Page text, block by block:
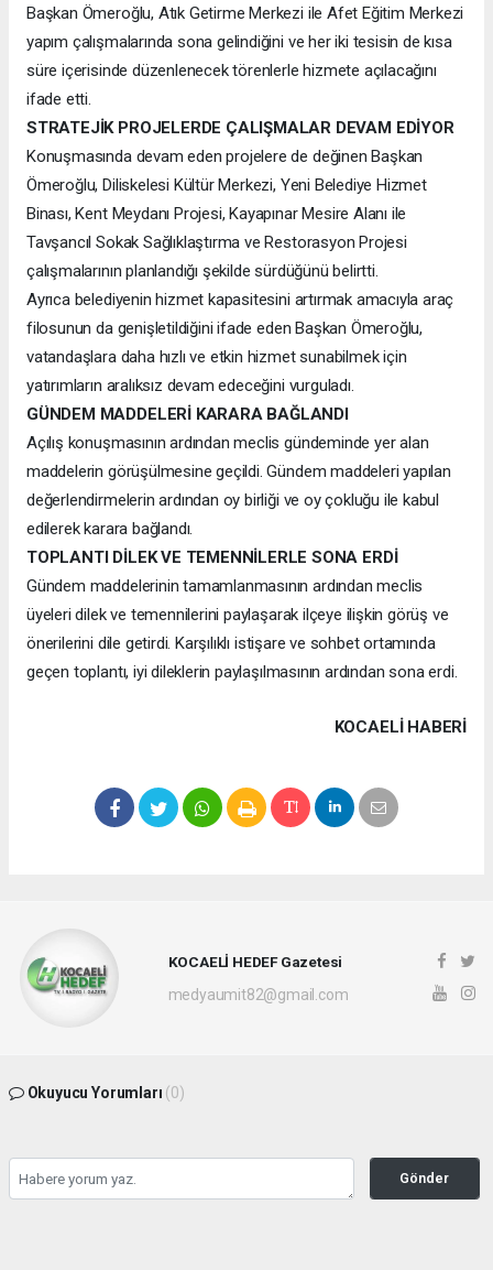
Başkan Ömeroğlu, Atık Getirme Merkezi ile Afet Eğitim Merkezi
yapım çalışmalarında sona gelindiğini ve her iki tesisin de kısa
süre içerisinde düzenlenecek törenlerle hizmete açılacağını
ifade etti.
STRATEJİK PROJELERDE ÇALIŞMALAR DEVAM EDİYOR
Konuşmasında devam eden projelere de değinen Başkan
Ömeroğlu, Diliskelesi Kültür Merkezi, Yeni Belediye Hizmet
Binası, Kent Meydanı Projesi, Kayapınar Mesire Alanı ile
Tavşancıl Sokak Sağlıklaştırma ve Restorasyon Projesi
çalışmalarının planlandığı şekilde sürdüğünü belirtti.
Ayrıca belediyenin hizmet kapasitesini artırmak amacıyla araç
filosunun da genişletildiğini ifade eden Başkan Ömeroğlu,
vatandaşlara daha hızlı ve etkin hizmet sunabilmek için
yatırımların aralıksız devam edeceğini vurguladı.
GÜNDEM MADDELERİ KARARA BAĞLANDI
Açılış konuşmasının ardından meclis gündeminde yer alan
maddelerin görüşülmesine geçildi. Gündem maddeleri yapılan
değerlendirmelerin ardından oy birliği ve oy çokluğu ile kabul
edilerek karara bağlandı.
TOPLANTI DİLEK VE TEMENNİLERLE SONA ERDİ
Gündem maddelerinin tamamlanmasının ardından meclis
üyeleri dilek ve temennilerini paylaşarak ilçeye ilişkin görüş ve
önerilerini dile getirdi. Karşılıklı istişare ve sohbet ortamında
geçen toplantı, iyi dileklerin paylaşılmasının ardından sona erdi.
KOCAELI HABERİ
KOCAELİ HEDEF Gazetesi
medyaumit82@gmail.com
Okuyucu Yorumları (0)
Gönder